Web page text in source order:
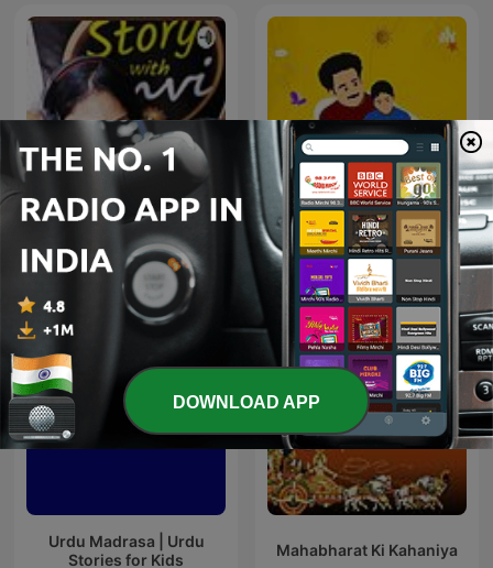
Story With Anvi, Stories
For Kids In Hindi
Story Time Tamil
Urdu Madrasa | Urdu
Stories for Kids
Mahabharat Ki Kahaniya
DOWNLOAD APP